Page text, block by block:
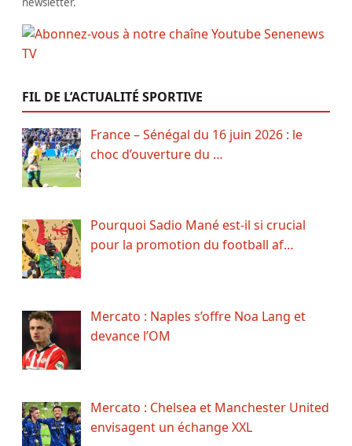
FIL DE L’ACTUALITÉ SPORTIVE
France – Sénégal du 16 juin 2026 : le
choc d’ouverture du …
Pourquoi Sadio Mané est-il si crucial
pour la promotion du football af…
Mercato : Naples s’offre Noa Lang et
devance l’OM
Mercato : Chelsea et Manchester United
envisagent un échange XXL